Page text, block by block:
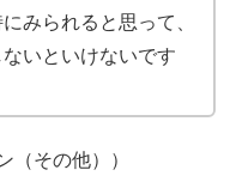
みられると思って、
いといけないです
（その他））